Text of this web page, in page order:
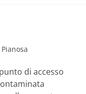
di accesso